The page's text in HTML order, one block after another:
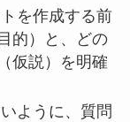
を作成する前
的）と、どの
仮説）を明確
ように、質問